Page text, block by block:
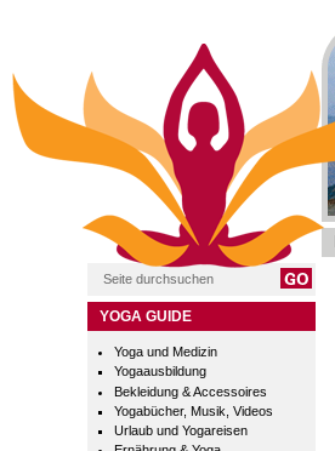
YOGA GUIDE
Yoga und Medizin
Yogaausbildung
Bekleidung & Accessoires
Yogabücher, Musik, Videos
Urlaub und Yogareisen